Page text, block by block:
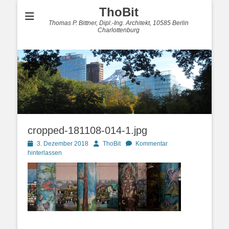
ThoBit
Thomas P. Bittner, Dipl.-Ing. Architekt, 10585 Berlin
Charlottenburg
cropped-181108-014-1.jpg
Posted
on
3. Dezember 2018 AutorThoBit
Kommentar
hinterlassen